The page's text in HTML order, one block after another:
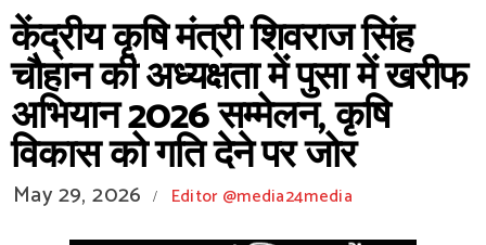
केंद्रीय कृषि मंत्री शिवराज सिंह
चौहान की अध्यक्षता में पुसा में खरीफ
अभियान 2026 सम्मेलन, कृषि
विकास को गति देने पर जोर
May 29, 2026 / Editor @media24media